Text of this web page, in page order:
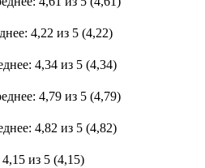
(4,22)
(4,34)
(4,79)
(4,82)
(4,15)